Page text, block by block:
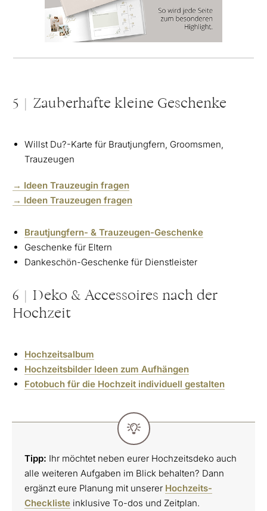
5 | Zauberhafte kleine Geschenke
Willst Du?-Karte für Brautjungfern, Groomsmen,
Trauzeugen
→ Ideen Trauzeugin fragen
→ Ideen Trauzeugen fragen
Brautjungfern- & Trauzeugen-Geschenke
Geschenke für Eltern
Dankeschön-Geschenke für Dienstleister
6 | Deko & Accessoires nach der
Hochzeit
Hochzeitsalbum
Hochzeitsbilder Ideen zum Aufhängen
Fotobuch für die Hochzeit individuell gestalten
Tipp: Ihr möchtet neben eurer Hochzeitsdeko auch
alle weiteren Aufgaben im Blick behalten? Dann
ergänzt eure Planung mit unserer Hochzeits-
Checkliste inklusive To-dos und Zeitplan.